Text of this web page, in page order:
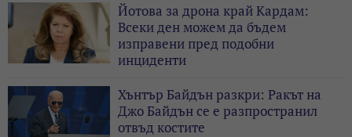
Йотова за дрона край Кардам:
Всеки ден можем да бъдем
изправени пред подобни
инциденти
Хънтър Байдън разкри: Ракът на
Джо Байдън се е разпространил
отвъд костите